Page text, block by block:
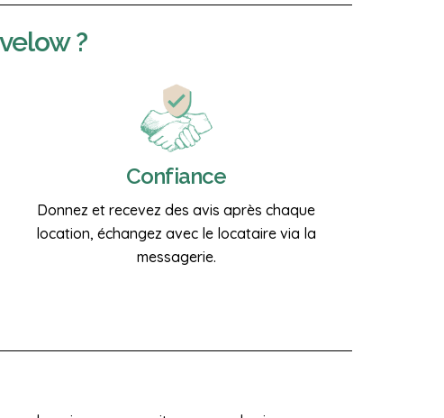
?
Confiance
Donnez et recevez des avis après chaque
location, échangez avec le locataire via la
messagerie.